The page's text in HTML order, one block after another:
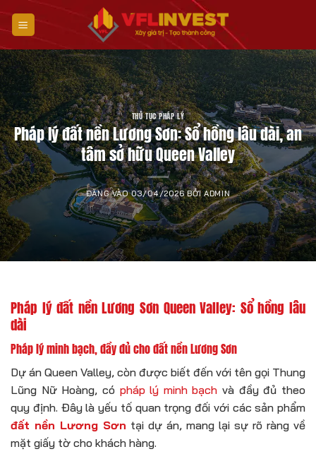
qua
nội
dung
THỦ TỤC PHÁP LÝ
Pháp lý đất nền Lương Sơn: Sổ hồng lâu dài, an
tâm sở hữu Queen Valley
ĐĂNG VÀO03/04/2026 BỞIADMIN
Pháp lý đất nền Lương Sơn Queen Valley: Sổ hồng lâu
dài
Pháp lý minh bạch, đầy đủ cho đất nền Lương Sơn
Dự án Queen Valley, còn được biết đến với tên gọi Thung
Lũng Nữ Hoàng, có pháp lý minh bạch và đầy đủ theo
quy định. Đây là yếu tố quan trọng đối với các sản phẩm
đất nền Lương Sơn tại dự án, mang lại sự rõ ràng về
mặt giấy tờ cho khách hàng.